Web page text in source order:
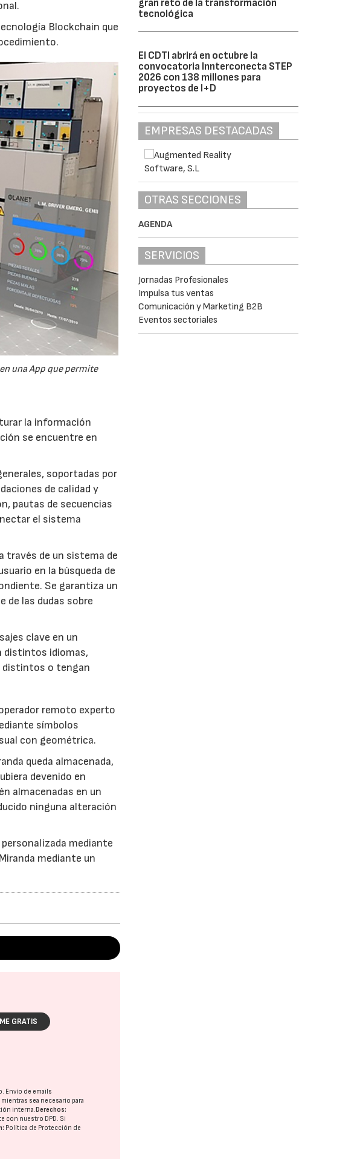
Blockchain que
una App que permite
la información
se encuentre en
soportadas por
de calidad y
pautas de secuencias
el sistema
través de un sistema de
en la búsqueda de
Se garantiza un
de las dudas sobre
clave en un
distintos idiomas,
distintos o tengan
remoto experto
símbolos
con geométrica.
queda almacenada,
devenido en
almacenadas en un
ninguna alteración
mediante
mediante un
GRATIS
Envío de emails
sea necesario para
interna. Derechos:
con nuestro DPD. Si
Política de Protección de
gran reto de la transformación
tecnológica
El CDTI abrirá en octubre la
convocatoria Innterconecta STEP
2026 con 138 millones para
proyectos de I+D
EMPRESAS DESTACADAS
OTRAS SECCIONES
AGENDA
SERVICIOS
Jornadas Profesionales
Impulsa tus ventas
Comunicación y Marketing B2B
Eventos sectoriales